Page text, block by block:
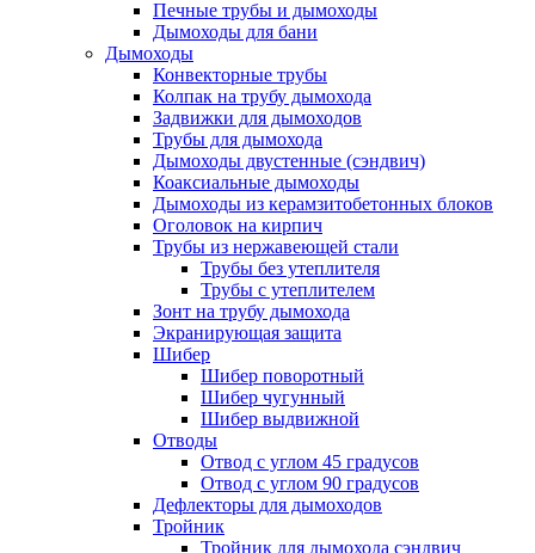
Печные трубы и дымоходы
Дымоходы для бани
Дымоходы
Конвекторные трубы
Колпак на трубу дымохода
Задвижки для дымоходов
Трубы для дымохода
Дымоходы двустенные (сэндвич)
Коаксиальные дымоходы
Дымоходы из керамзитобетонных блоков
Оголовок на кирпич
Трубы из нержавеющей стали
Трубы без утеплителя
Трубы с утеплителем
Зонт на трубу дымохода
Экранирующая защита
Шибер
Шибер поворотный
Шибер чугунный
Шибер выдвижной
Отводы
Отвод с углом 45 градусов
Отвод с углом 90 градусов
Дефлекторы для дымоходов
Тройник
Тройник для дымохода сэндвич